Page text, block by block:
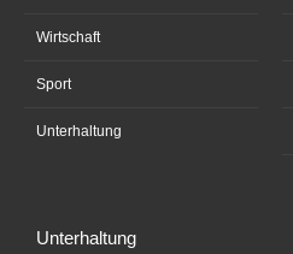
Wirtschaft
Sport
Unterhaltung
Unterhaltung